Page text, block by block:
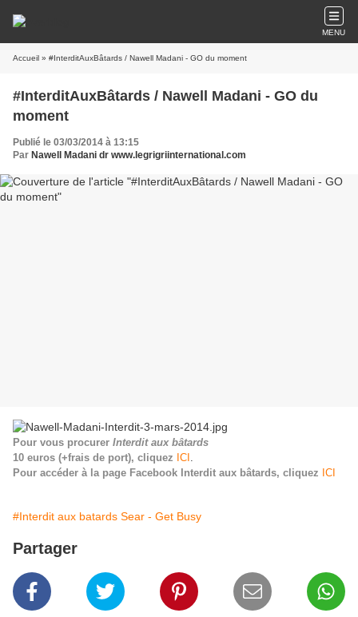
MENU
Accueil » #InterditAuxBâtards / Nawell Madani - GO du moment
#InterditAuxBâtards / Nawell Madani - GO du
moment
Publié le 03/03/2014 à 13:15
Par Nawell Madani dr www.legrigriinternational.com
Pour vous procurer Interdit aux bâtards
10 euros (+frais de port), cliquez ICI .
Pour accéder à la page Facebook Interdit aux bâtards, cliquez ICI
#Interdit aux batards Sear - Get Busy
Partager